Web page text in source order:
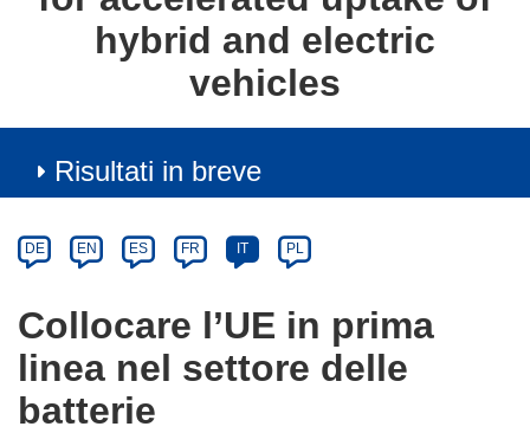
hybrid and electric
vehicles
Risultati in breve
Category
Article
available
the
following
languages:
DE EN ES FR IT PL
Collocare l’UE in prima
linea nel settore delle
batterie